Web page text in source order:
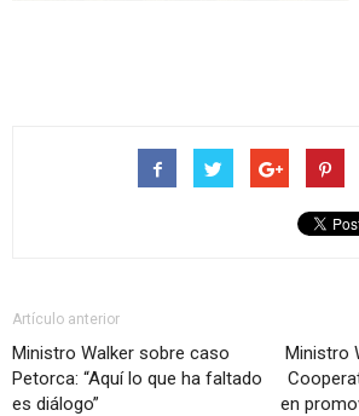
Artículo anterior
Ministro Walker sobre caso
Petorca: “Aquí lo que ha faltado
es diálogo”
Ministro
en